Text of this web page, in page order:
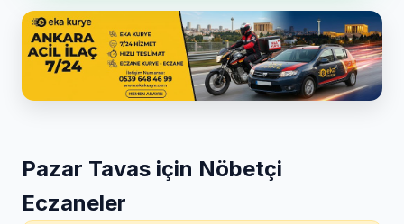
Pazar Tavas için Nöbetçi
Eczaneler